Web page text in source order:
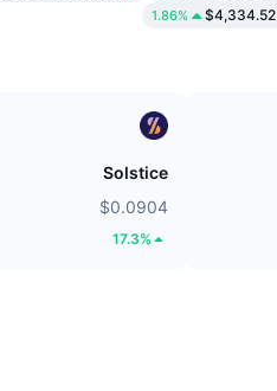
$4,334.52
1.86%
Solstice
$0.0904
17.3%